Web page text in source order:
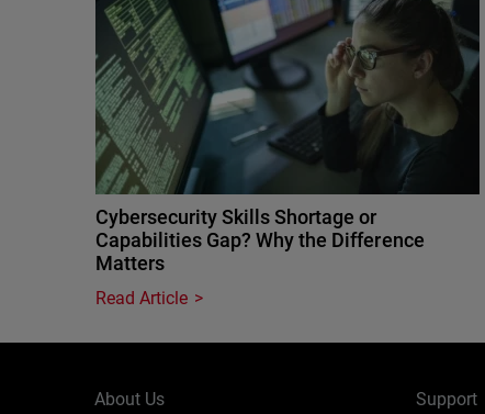
Cybersecurity Skills Shortage or
Capabilities Gap? Why the Difference
Matters
Read Article
About Us
Support